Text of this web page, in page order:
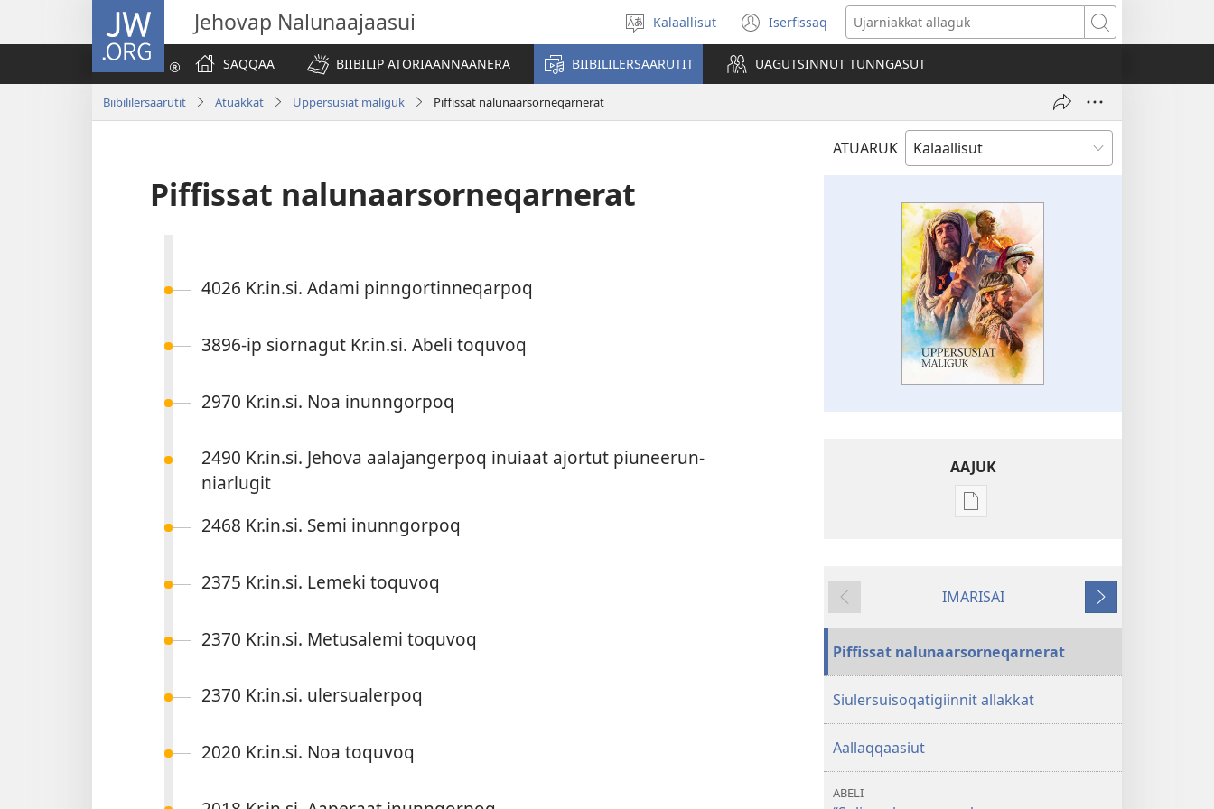
JW.ORG Jehovap Nalunaajaasui
Oqaatsit
toqqakkit
Kalaallisut Iserfissaq
(opens
new
window)
Ujarniakkat
allaguk
SAQQAA
BIIBILIP ATORIAANNAANERA BIIBILILERSAARUTIT UAGUTSINNUT TUNNGASUT
Biibililersaarutit Atuakkat Uppersusiat maliguk Piffissat nalunaarsorneqarnerat
ATUARUK
Piffissat nalunaarsorneqarnerat
4026 Kr.in.si. Adami pin­ngor­tin­neqar­poq
3896-ip sior­nagut Kr.in.si. Abeli toquvoq
2970 Kr.in.si. Noa inun­ngor­poq
2490 Kr.in.si. Jehova aalajanger­poq inuiaat ajor­tut piuneerun­
niarlugit
2468 Kr.in.si. Semi inun­ngor­poq
2375 Kr.in.si. Lemeki toquvoq
2370 Kr.in.si. Metusalemi toquvoq
2370 Kr.in.si. ulersualer­poq
2020 Kr.in.si. Noa toquvoq
AAJUK
Atuagassanik
maliguk
Siulia
IMARISAI
Tullia
Piffissat nalunaarsorneqarnerat
Siulersuisoqatigiinnit allakkat
Aallaqqaasiut
ABELI